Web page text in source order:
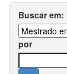
Buscar em:
por